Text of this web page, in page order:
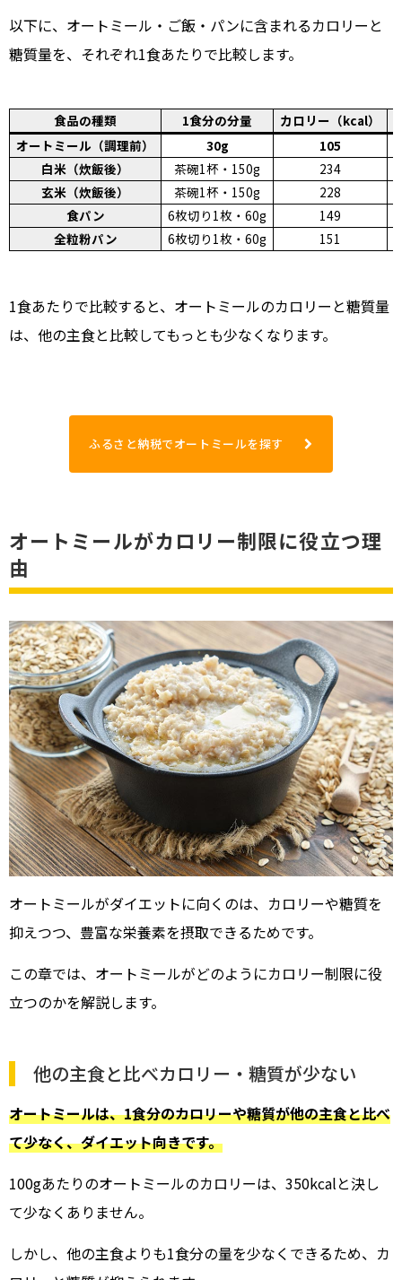
以下に、オートミール・ご飯・パンに含まれるカロリーと
糖質量を、それぞれ1食あたりで比較します。
食品の種類 1食分の分量 カロリー（kcal）
オートミール（調理前）
30g
105
白米（炊飯後）
茶碗1杯・150g
234
玄米（炊飯後）
茶碗1杯・150g
228
食パン
6枚切り1枚・60g
149
全粒粉パン
6枚切り1枚・60g 151
1食あたりで比較すると、オートミールのカロリーと糖質量
は、他の主食と比較してもっとも少なくなります。
ふるさと納税でオートミールを探す
オートミールがカロリー制限に役立つ理
由
オートミールがダイエットに向くのは、カロリーや糖質を
抑えつつ、豊富な栄養素を摂取できるためです。
この章では、オートミールがどのようにカロリー制限に役
立つのかを解説します。
他の主食と比べカロリー・糖質が少ない
オートミールは、1食分のカロリーや糖質が他の主食と比べ
て少なく、ダイエット向きです。
100gあたりのオートミールのカロリーは、350kcalと決し
て少なくありません。
しかし、他の主食よりも1食分の量を少なくできるため、カ